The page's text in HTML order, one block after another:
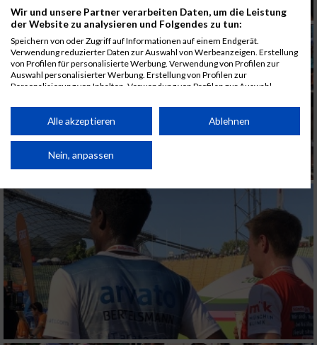
Wir und unsere Partner verarbeiten Daten, um die Leistung
der Website zu analysieren und Folgendes zu tun:
Speichern von oder Zugriff auf Informationen auf einem Endgerät.
Verwendung reduzierter Daten zur Auswahl von Werbeanzeigen. Erstellung
von Profilen für personalisierte Werbung. Verwendung von Profilen zur
Auswahl personalisierter Werbung. Erstellung von Profilen zur
Personalisierung von Inhalten. Verwendung von Profilen zur Auswahl
Performance von Inhalten. Analyse von Zielgruppen durch Statistiken oder
Kombinationen von Daten aus verschiedenen Quellen. Entwicklung und
von Inhalten.
Daten können außerhalb der Europäischen Union weitergegeben und in die
Website/App.
Partnerliste anzeigen (1 IAB-Anbieter)
Wir nutzen Ihre Daten für folgende Zwecke:
IAB-Verarbeitungszwecke:
Speichern von oder Zugriff auf Informationen
auf einem Endgerät
Verwendung reduzierter Daten zur Auswahl
von Werbeanzeigen
Alle akzeptieren Ablehnen
Nein, anpassen